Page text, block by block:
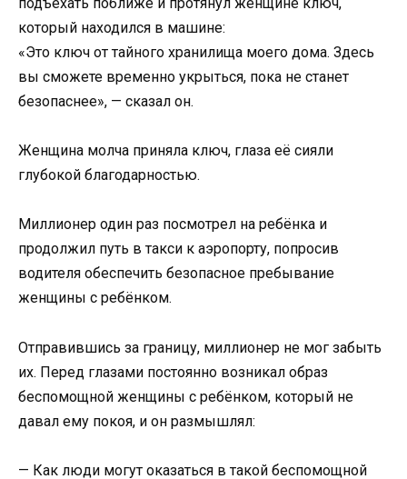
который находился в машине:
«Это ключ от тайного хранилища моего дома. Здесь
вы сможете временно укрыться, пока не станет
безопаснее», — сказал он.
Женщина молча приняла ключ, глаза её сияли
глубокой благодарностью.
Миллионер один раз посмотрел на ребёнка и
продолжил путь в такси к аэропорту, попросив
водителя обеспечить безопасное пребывание
женщины с ребёнком.
Отправившись за границу, миллионер не мог забыть
их. Перед глазами постоянно возникал образ
беспомощной женщины с ребёнком, который не
давал ему покоя, и он размышлял:
— Как люди могут оказаться в такой беспомощной